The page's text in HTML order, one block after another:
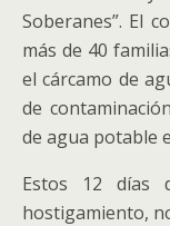
Soberanes”. El
más de 40
el cárcamo de
de
de agua potable
Estos 12 días
hostigamiento,